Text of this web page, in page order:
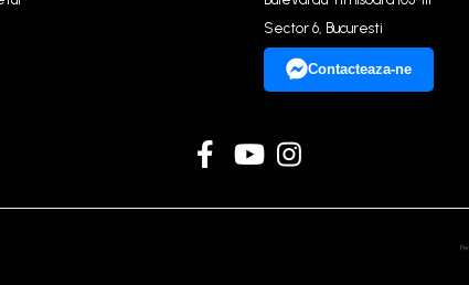
Sector 6, Bucuresti
Contacteaza-ne